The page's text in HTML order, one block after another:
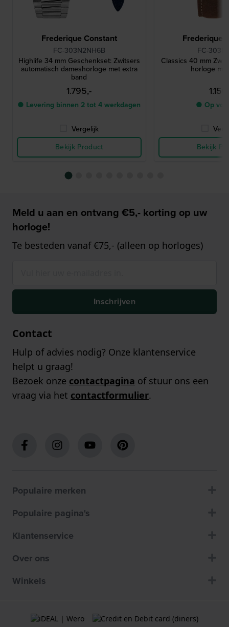
Frederique Constant
FC-303N2NH6B
Highlife 34 mm Geschenkset: Zwitsers
automatisch dameshorloge met extra
band
1.795,-
● Levering binnen 2 tot 4 werkdagen
Vergelijk
Bekijk Product
Frederique
FC-
Classics 40 mm
horloge
● Op
Bekijk
Meld u aan en ontvang €5,- korting op uw
horloge!
Te besteden vanaf €75,- (alleen op horloges)
Inschrijven
Contact
Hulp of advies nodig? Onze klantenservice
helpt u graag!
Bezoek onze contactpagina of stuur ons een
vraag via het contactformulier.
Populaire merken
Populaire pagina's
Klantenservice
Over ons
Winkels